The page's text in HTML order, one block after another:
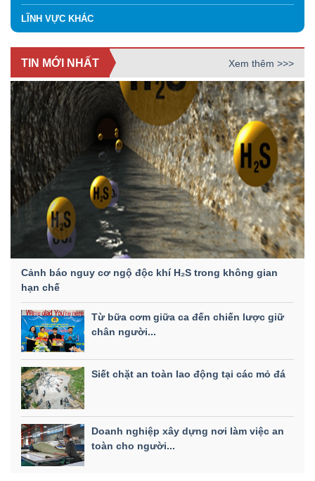
LĨNH VỰC KHÁC
TIN MỚI NHẤT Xem thêm >>>
Cảnh báo nguy cơ ngộ độc khí H₂S trong không gian
hạn chế
Từ bữa cơm giữa ca đến chiến lược giữ
chân người...
Siết chặt an toàn lao động tại các mỏ đá
Doanh nghiệp xây dựng nơi làm việc an
toàn cho người...